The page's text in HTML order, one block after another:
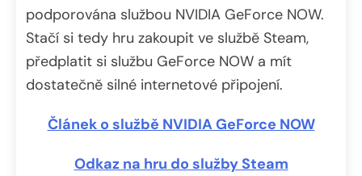
podporována službou NVIDIA GeForce NOW.
Stačí si tedy hru zakoupit ve službě Steam,
předplatit si službu GeForce NOW a mít
dostatečně silné internetové připojení.
Článek o službě NVIDIA GeForce NOW
Odkaz na hru do služby Steam